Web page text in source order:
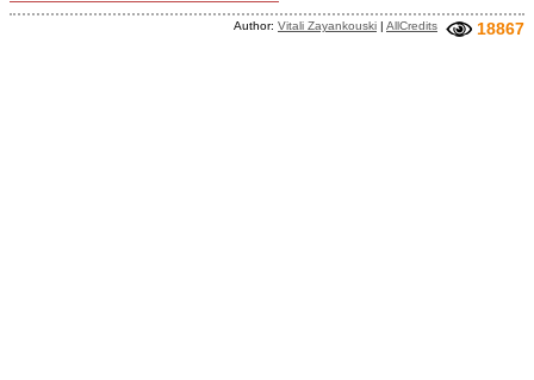
18867
Author: Vitali Zayankouski | AllCredits